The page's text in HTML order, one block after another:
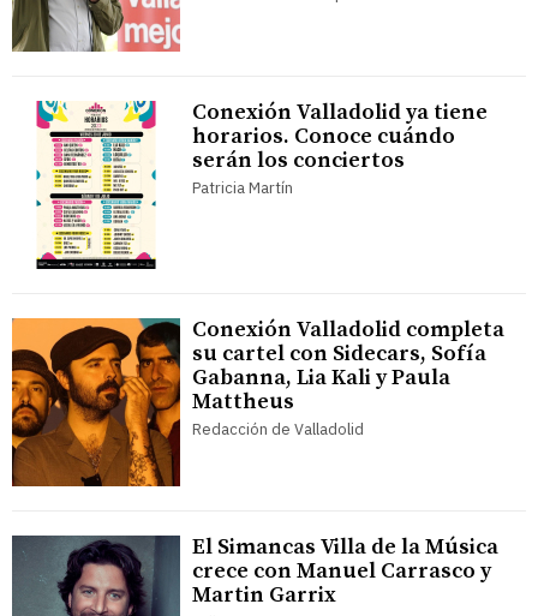
Conexión Valladolid ya tiene
horarios. Conoce cuándo
serán los conciertos
Patricia Martín
Conexión Valladolid completa
su cartel con Sidecars, Sofía
Gabanna, Lia Kali y Paula
Mattheus
Redacción de Valladolid
El Simancas Villa de la Música
crece con Manuel Carrasco y
Martin Garrix